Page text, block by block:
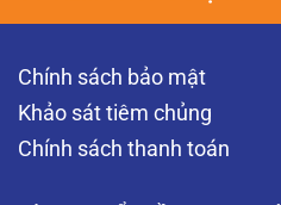
Chính sách bảo mật
Khảo sát tiêm chủng
Chính sách thanh toán